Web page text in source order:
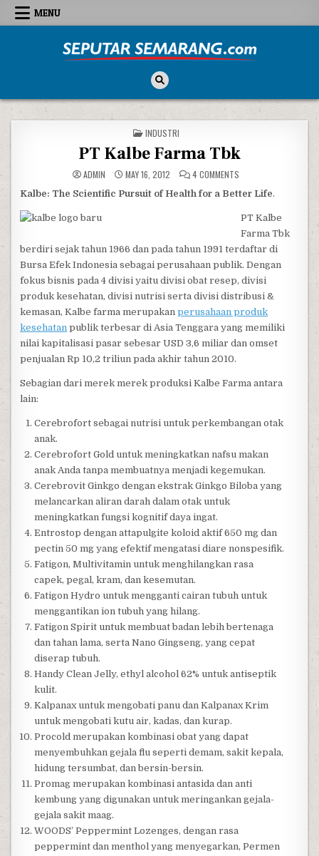
Skip to content
MENU
POSTED IN
INDUSTRI
PT Kalbe Farma Tbk
ADMIN MAY 16, 2012 4 COMMENTS
Kalbe: The Scientific Pursuit of Health for a Better Life.
PT Kalbe
Farma Tbk
berdiri sejak tahun 1966 dan pada tahun 1991 terdaftar di
Bursa Efek Indonesia sebagai perusahaan publik. Dengan
fokus bisnis pada 4 divisi yaitu divisi obat resep, divisi
produk kesehatan, divisi nutrisi serta divisi distribusi &
kemasan, Kalbe farma merupakanperusahaan produk
kesehatan publik terbesar di Asia Tenggara yang memiliki
nilai kapitalisasi pasar sebesar USD 3,6 miliar dan omset
penjualan Rp 10,2 triliun pada akhir tahun 2010.
Sebagian dari merek merek produksi Kalbe Farma antara
lain:
Cerebrofort sebagai nutrisi untuk perkembangan otak
anak.
Cerebrofort Gold untuk meningkatkan nafsu makan
anak Anda tanpa membuatnya menjadi kegemukan.
Cerebrovit Ginkgo dengan ekstrak Ginkgo Biloba yang
melancarkan aliran darah dalam otak untuk
meningkatkan fungsi kognitif daya ingat.
Entrostop dengan attapulgite koloid aktif 650 mg dan
pectin 50 mg yang efektif mengatasi diare nonspesifik.
Fatigon, Multivitamin untuk menghilangkan rasa
capek, pegal, kram, dan kesemutan.
Fatigon Hydro untuk mengganti cairan tubuh untuk
menggantikan ion tubuh yang hilang.
Fatigon Spirit untuk membuat badan lebih bertenaga
dan tahan lama, serta Nano Gingseng, yang cepat
diserap tubuh.
Handy Clean Jelly, ethyl alcohol 62% untuk antiseptik
kulit.
Kalpanax untuk mengobati panu dan Kalpanax Krim
untuk mengobati kutu air, kadas, dan kurap.
Procold merupakan kombinasi obat yang dapat
menyembuhkan gejala flu seperti demam, sakit kepala,
hidung tersumbat, dan bersin-bersin.
Promag merupakan kombinasi antasida dan anti
kembung yang digunakan untuk meringankan gejala-
gejala sakit maag.
WOODS’ Peppermint Lozenges, dengan rasa
peppermint dan menthol yang menyegarkan, Permen